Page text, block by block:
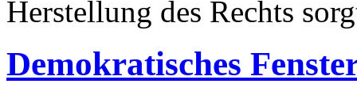
Herstellung des Rechts
Demokratisches